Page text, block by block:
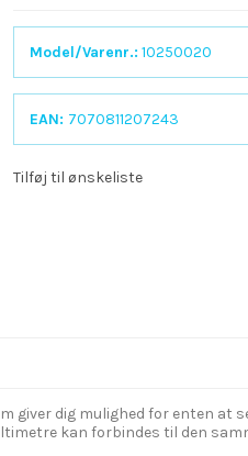
Model/Varenr.: 10250020
EAN: 7070811207243
Tilføj til ønskeliste
dig mulighed for enten at
kan forbindes til den